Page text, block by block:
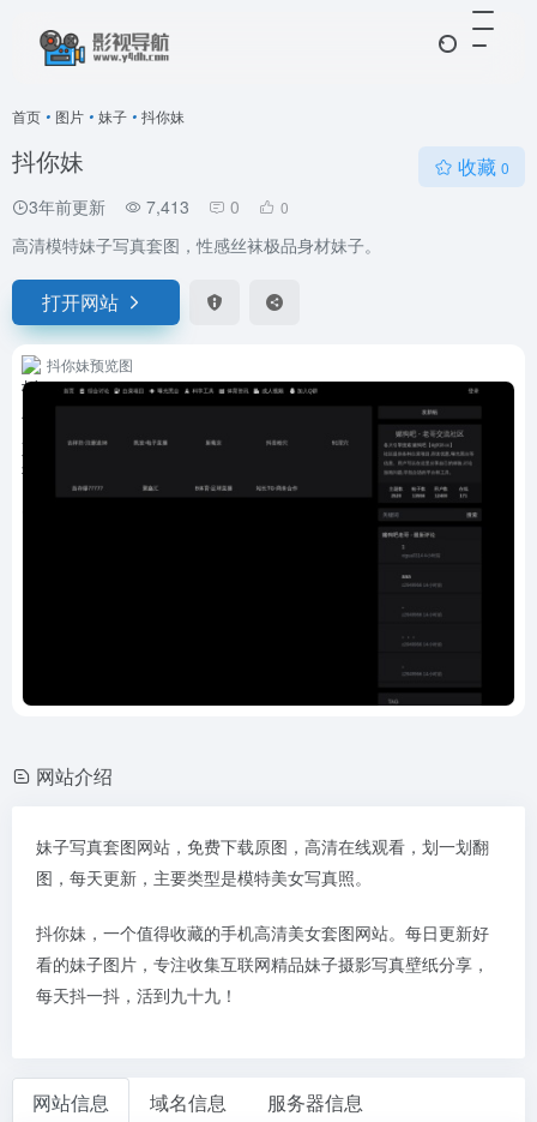
首页 • 图片 • 妹子 • 抖你妹
抖你妹
3年前更新 7,413 0 0
收藏 0
高清模特妹子写真套图，性感丝袜极品身材妹子。
打开网站
抖你妹预览图
网站介绍
妹子写真套图网站，免费下载原图，高清在线观看，划一划翻
图，每天更新，主要类型是模特美女写真照。
抖你妹，一个值得收藏的手机高清美女套图网站。每日更新好
看的妹子图片，专注收集互联网精品妹子摄影写真壁纸分享，
每天抖一抖，活到九十九！
网站信息 域名信息 服务器信息